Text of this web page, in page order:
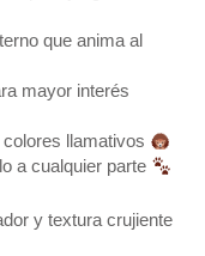
que anima al
mayor interés
llamativos
a cualquier parte
y textura crujiente